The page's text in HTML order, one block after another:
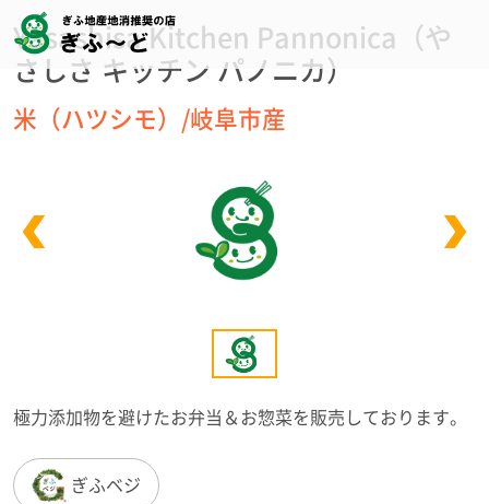
Yasashisa Kitchen Pannonica（や
さしさ キッチン パノニカ）
米（ハツシモ）/岐阜市産
極力添加物を避けたお弁当＆お惣菜を販売しております。
ぎふベジ